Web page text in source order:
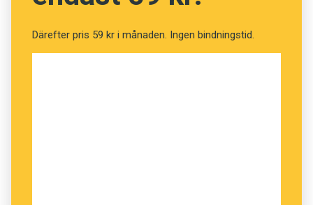
Därefter pris 59 kr i månaden. Ingen bindningstid.